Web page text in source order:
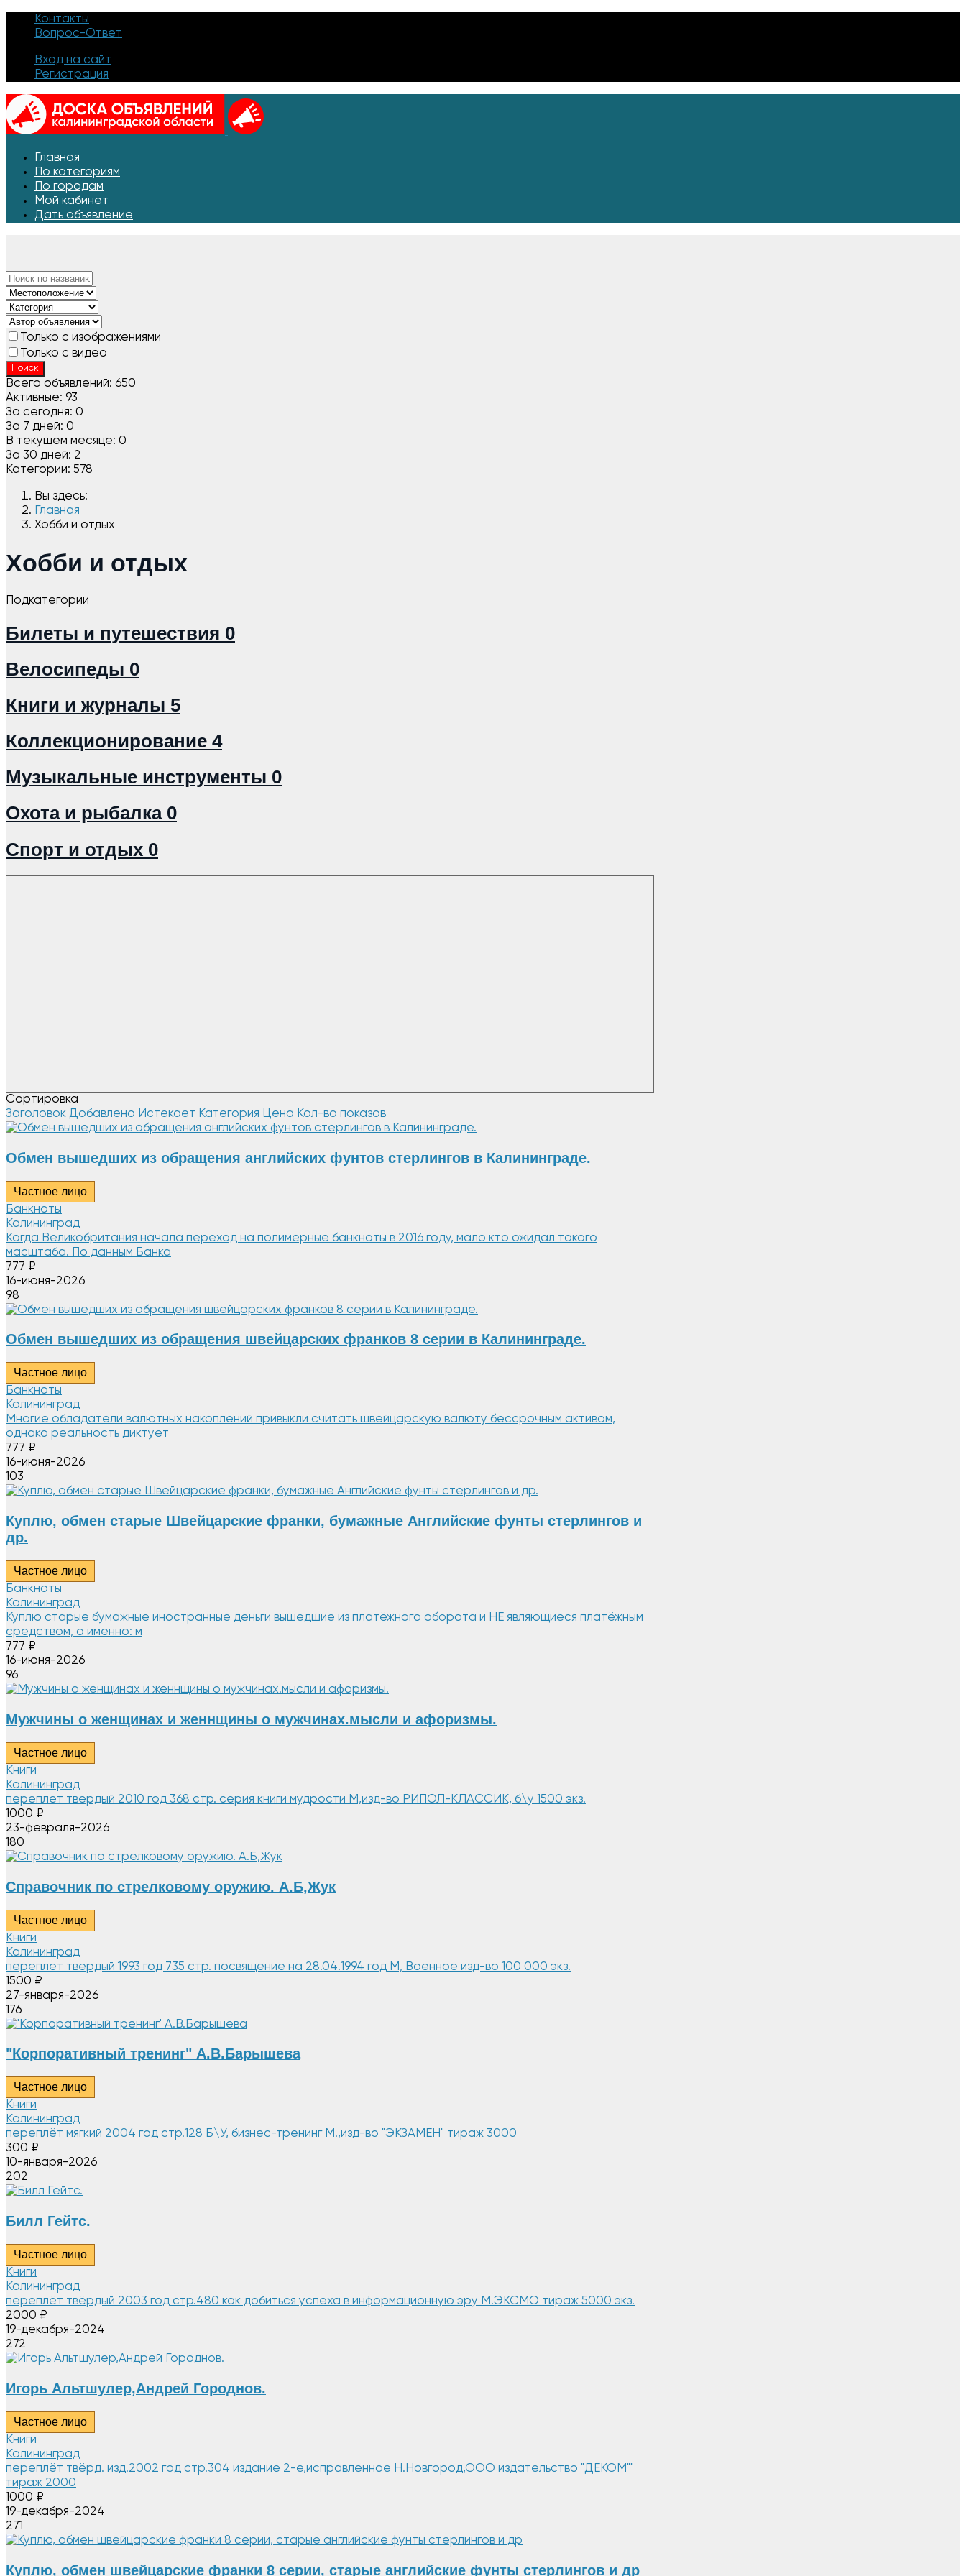
Контакты
Вопрос-Ответ
Вход на сайт
Регистрация
Главная
По категориям
По городам
Мой кабинет
Дать объявление
Только с изображениями
Только с видео
Поиск
Всего объявлений: 650
Активные: 93
За сегодня: 0
За 7 дней: 0
В текущем месяце: 0
За 30 дней: 2
Категории: 578
Вы здесь:
Главная
Хобби и отдых
Хобби и отдых
Подкатегории
Билеты и путешествия 0
Велосипеды 0
Книги и журналы 5
Коллекционирование 4
Музыкальные инструменты 0
Охота и рыбалка 0
Спорт и отдых 0
Сортировка
Заголовок Добавлено Истекает Категория Цена Кол-во показов
Обмен вышедших из обращения английских фунтов стерлингов в Калининграде.
Частное лицо
Банкноты
Калининград
Когда Великобритания начала переход на полимерные банкноты в 2016 году, мало кто ожидал такого
масштаба. По данным Банка
777 ₽
16-июня-2026
98
Обмен вышедших из обращения швейцарских франков 8 серии в Калининграде.
Частное лицо
Банкноты
Калининград
Многие обладатели валютных накоплений привыкли считать швейцарскую валюту бессрочным активом,
однако реальность диктует
777 ₽
16-июня-2026
103
Куплю, обмен старые Швейцарские франки, бумажные Английские фунты стерлингов и
др.
Частное лицо
Банкноты
Калининград
Куплю старые бумажные иностранные деньги вышедшие из платёжного оборота и НЕ являющиеся платёжным
средством, а именно: м
777 ₽
16-июня-2026
96
Мужчины о женщинах и женнщины о мужчинах.мысли и афоризмы.
Частное лицо
Книги
Калининград
переплет твердый 2010 год 368 стр. серия книги мудрости М,изд-во РИПОЛ-КЛАССИК, б\у 1500 экз.
1000 ₽
23-февраля-2026
180
Справочник по стрелковому оружию. А.Б,Жук
Частное лицо
Книги
Калининград
переплет твердый 1993 год 735 стр. посвящение на 28.04.1994 год М, Военное изд-во 100 000 экз.
1500 ₽
27-января-2026
176
"Корпоративный тренинг" А.В.Барышева
Частное лицо
Книги
Калининград
переплёт мягкий 2004 год стр.128 Б\У, бизнес-тренинг М.,изд-во "ЭКЗАМЕН" тираж 3000
300 ₽
10-января-2026
202
Билл Гейтс.
Частное лицо
Книги
Калининград
переплёт твёрдый 2003 год стр.480 как добиться успеха в информационную эру М.ЭКСМО тираж 5000 экз.
2000 ₽
19-декабря-2024
272
Игорь Альтшулер,Андрей Городнов.
Частное лицо
Книги
Калининград
переплёт твёрд. изд.2002 год стр.304 издание 2-е,исправленное Н.Новгород,ООО издательство "ДЕКОМ""
тираж 2000
1000 ₽
19-декабря-2024
271
Куплю, обмен швейцарские франки 8 серии, старые английские фунты стерлингов и др